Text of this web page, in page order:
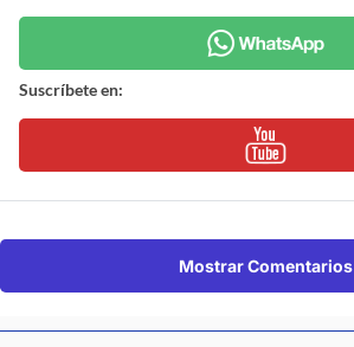
Suscríbete en:
Mostrar Comentarios